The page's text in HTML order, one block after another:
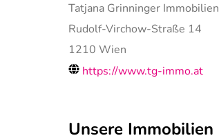
Tatjana Grinninger Immobilien
Rudolf-Virchow-Straße 14
1210 Wien
https://www.tg-immo.at
Unsere Immobilien